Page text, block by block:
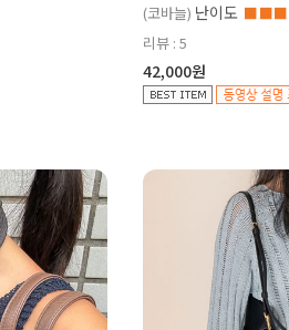
(코바늘) 난이도 ■■■
리뷰 : 5
42,000원